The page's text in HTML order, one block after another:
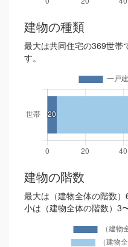
建物の種類
最大は共同住宅の369世帯
す。
建物の階数
最大は（建物全体の階数
小は（建物全体の階数）3